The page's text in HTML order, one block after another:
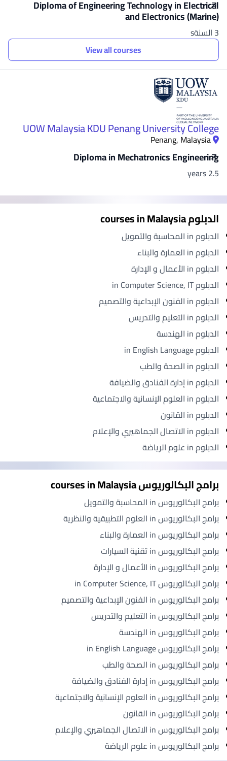
Diploma of Engineering Technology in Electrical
and Electronics (Marine)
3 السنةs
View all courses
UOW Malaysia KDU Penang University College
Penang, Malaysia
Diploma in Mechatronics Engineering
2.5 years
الدبلوم courses in Malaysia
الدبلوم in المحاسبة والتمويل
الدبلوم in العمارة والبناء
الدبلوم in الأعمال و الإدارة
الدبلوم in Computer Science, IT
الدبلوم in الفنون الإبداعية والتصميم
الدبلوم in التعليم والتدريس
الدبلوم in الهندسة
الدبلوم in English Language
الدبلوم in الصحة والطب
الدبلوم in إدارة الفنادق والضيافة
الدبلوم in العلوم الإنسانية والاجتماعية
الدبلوم in القانون
الدبلوم in الاتصال الجماهيري والإعلام
الدبلوم in علوم الرياضة
برامج البكالوريوس courses in Malaysia
برامج البكالوريوس in المحاسبة والتمويل
برامج البكالوريوس in العلوم التطبيقية والنظرية
برامج البكالوريوس in العمارة والبناء
برامج البكالوريوس in تقنية السيارات
برامج البكالوريوس in الأعمال و الإدارة
برامج البكالوريوس in Computer Science, IT
برامج البكالوريوس in الفنون الإبداعية والتصميم
برامج البكالوريوس in التعليم والتدريس
برامج البكالوريوس in الهندسة
برامج البكالوريوس in English Language
برامج البكالوريوس in الصحة والطب
برامج البكالوريوس in إدارة الفنادق والضيافة
برامج البكالوريوس in العلوم الإنسانية والاجتماعية
برامج البكالوريوس in القانون
برامج البكالوريوس in الاتصال الجماهيري والإعلام
برامج البكالوريوس in علوم الرياضة